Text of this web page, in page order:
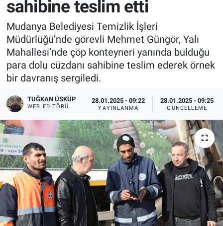
sahibine teslim etti
Mudanya Belediyesi Temizlik İşleri
Müdürlüğü’nde görevli Mehmet Güngör, Yalı
Mahallesi’nde çöp konteyneri yanında bulduğu
para dolu cüzdanı sahibine teslim ederek örnek
bir davranış sergiledi.
TUĞKAN ÜSKÜP
WEB EDITÖRÜ
28.01.2025 - 09:22
YAYINLANMA
28.01.2025 - 09:25
GÜNCELLEME